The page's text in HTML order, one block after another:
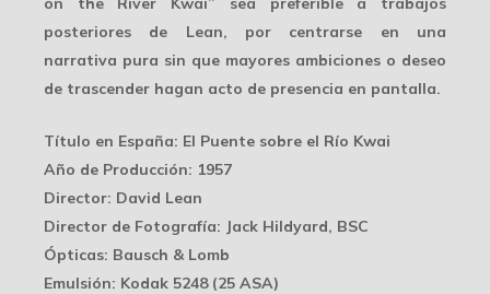
posteriores de Lean, por centrarse en una
narrativa pura sin que mayores ambiciones o deseo
de trascender hagan acto de presencia en pantalla.
Título en España: El Puente sobre el Río Kwai
Año de Producción: 1957
Director: David Lean
Director de Fotografía: Jack Hildyard, BSC
Ópticas: Bausch & Lomb
Emulsión: Kodak 5248 (25 ASA)